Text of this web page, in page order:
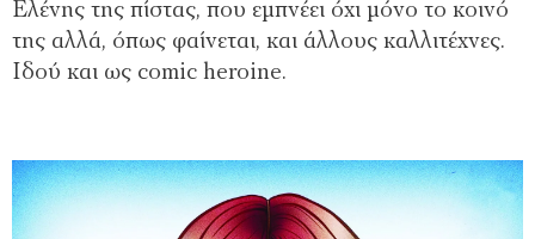
Ελένης της πίστας, που εμπνέει όχι μόνο το κοινό
της αλλά, όπως φαίνεται, και άλλους καλλιτέχνες.
Ιδού και ως comic heroine.